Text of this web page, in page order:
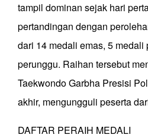
tampil dominan sejak hari
pertandingan dengan
dari 14 medali emas, 5 medali
perunggu. Raihan tersebut
Taekwondo Garbha Presisi
akhir, mengungguli peserta
DAFTAR PERAIH MEDALI